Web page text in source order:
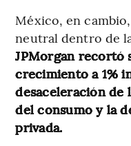
México, en
neutral dentro de
JPMorgan recortó
crecimiento a 1%
desaceleración de
del consumo y la
privada.